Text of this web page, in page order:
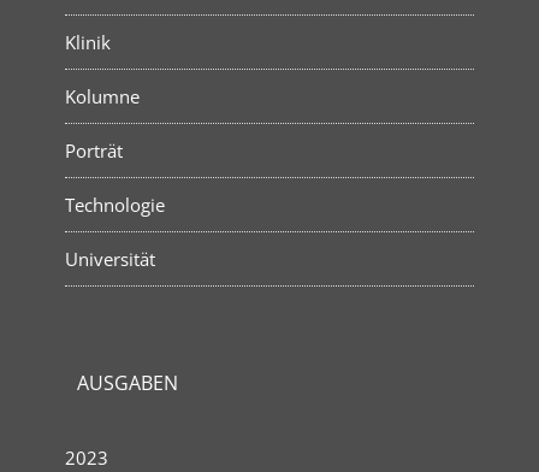
Klinik
Kolumne
Porträt
Technologie
Universität
AUSGABEN
2023